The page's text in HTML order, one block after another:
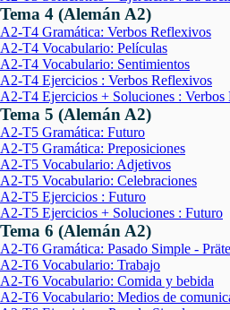
Tema 4 (Alemán A2)
A2-T4 Gramática: Verbos Reflexivos
A2-T4 Vocabulario: Películas
A2-T4 Vocabulario: Sentimientos
A2-T4 Ejercicios : Verbos Reflexivos
A2-T4 Ejercicios + Soluciones : Verbos
Tema 5 (Alemán A2)
A2-T5 Gramática: Futuro
A2-T5 Gramática: Preposiciones
A2-T5 Vocabulario: Adjetivos
A2-T5 Vocabulario: Celebraciones
A2-T5 Ejercicios : Futuro
A2-T5 Ejercicios + Soluciones : Futuro
Tema 6 (Alemán A2)
A2-T6 Gramática: Pasado Simple -
A2-T6 Vocabulario: Trabajo
A2-T6 Vocabulario: Comida y bebida
A2-T6 Vocabulario: Medios de